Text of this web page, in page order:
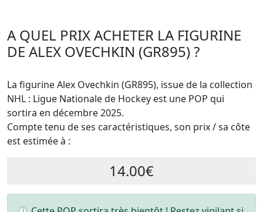
A QUEL PRIX ACHETER LA FIGURINE
DE ALEX OVECHKIN (GR895) ?
La figurine Alex Ovechkin (GR895), issue de la collection
NHL : Ligue Nationale de Hockey est une POP qui
sortira en décembre 2025.
Compte tenu de ses caractéristiques, son prix / sa côte
est estimée à :
14.00€